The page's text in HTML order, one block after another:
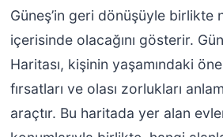
Güneş’in geri dönüşüyle birlikte
içerisinde olacağını gösterir.
Haritası, kişinin yaşamındaki
fırsatları ve olası zorlukları
araçtır. Bu haritada yer alan